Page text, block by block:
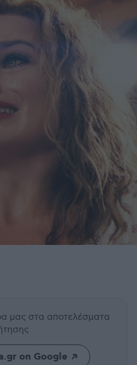
μας στα αποτελέσματα
on Google